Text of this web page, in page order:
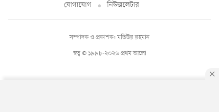
যোগাযোগ
নিউজলেটার
স্বত্ব © ১৯৯৮-২০২৬ প্রথম আলো
সম্পাদক ও প্রকাশক: মতিউর রহমান